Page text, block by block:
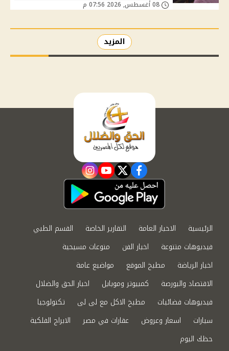
المزيد
facebook
twitter
youtube
instagram
الرئيسية الاخبار العامة التقارير الخاصة
القسم الطبي
فيديوهات متنوعة
اخبار الفن
منوعات مسيحية
اخبار الرياضة
مطبخ الموقع
مواضيع عامة
الاقتصاد والبورصة
كمبيوتر وموبايل
اخبار الحق والضلال
فيديوهات فضائيات
مطبخ الاكل مع لى لى
تكنولوجيا
سيارات
اسعار وعروض عقارات في مصر
الابراج الفلكية
حظك اليوم